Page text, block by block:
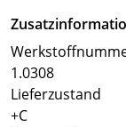
1.0308
Lieferzustand
+C